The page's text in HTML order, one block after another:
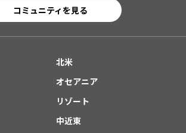
コミュニティを見る
北米
オセアニア
リゾート
中近東